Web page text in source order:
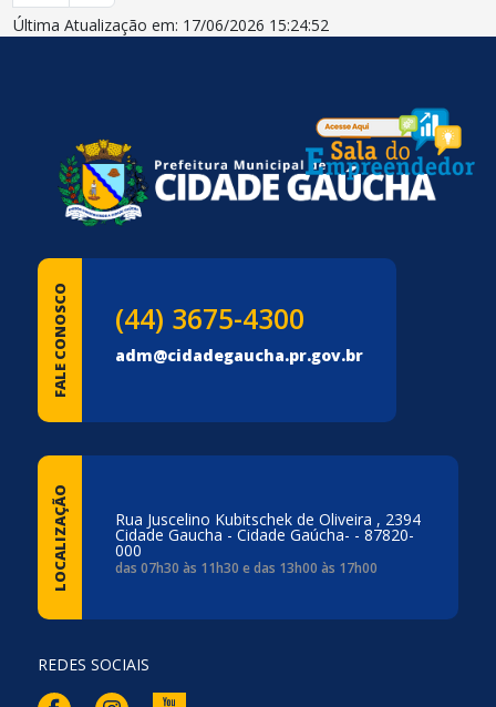
Última Atualização em: 17/06/2026 15:24:52
FALE CONOSCO (44) 3675-4300
adm@cidadegaucha.pr.gov.br
LOCALIZAÇÃO Rua Juscelino Kubitschek de Oliveira , 2394
Cidade Gaucha - Cidade Gaúcha- - 87820-
000
das 07h30 às 11h30 e das 13h00 às 17h00
REDES SOCIAIS